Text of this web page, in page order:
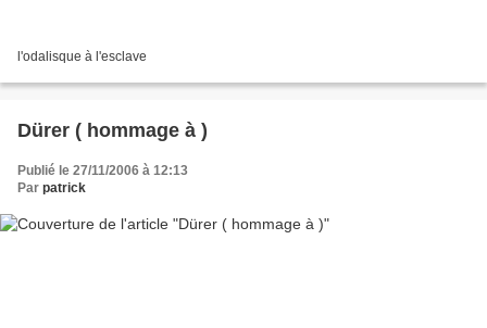
l'odalisque à l'esclave
Dürer ( hommage à )
Publié le 27/11/2006 à 12:13
Par patrick